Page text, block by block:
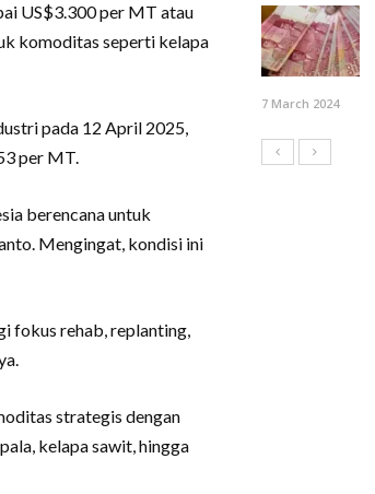
US$3.300 per MT atau
komoditas seperti kelapa
pada 12 April 2025,
per MT.
berencana untuk
Mengingat, kondisi ini
fokus rehab, replanting,
strategis dengan
kelapa sawit, hingga
7 March 2024